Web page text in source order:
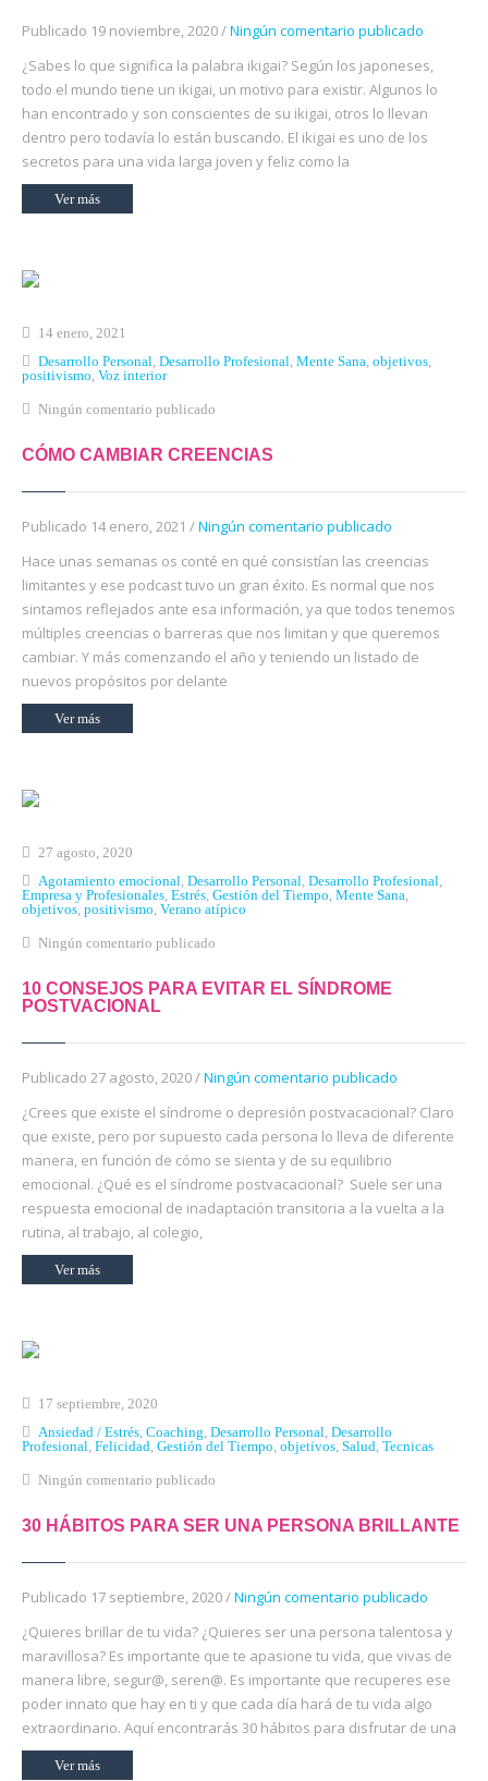
Publicado 19 noviembre, 2020 /Ningún comentario publicado
¿Sabes lo que significa la palabra ikigai? Según los japoneses,
todo el mundo tiene un ikigai, un motivo para existir. Algunos lo
han encontrado y son conscientes de su ikigai, otros lo llevan
dentro pero todavía lo están buscando. El ikigai es uno de los
secretos para una vida larga joven y feliz como la
Ver más
14 enero, 2021
Desarrollo Personal Desarrollo Profesional Mente Sana objetivos
positivismo Voz interior
Ningún comentario publicado
CÓMO CAMBIAR CREENCIAS
Publicado 14 enero, 2021 /Ningún comentario publicado
Hace unas semanas os conté en qué consistían las creencias
limitantes y ese podcast tuvo un gran éxito. Es normal que nos
sintamos reflejados ante esa información, ya que todos tenemos
múltiples creencias o barreras que nos limitan y que queremos
cambiar. Y más comenzando el año y teniendo un listado de
nuevos propósitos por delante
Ver más
27 agosto, 2020
Agotamiento emocional Desarrollo Personal Desarrollo Profesional
Empresa y Profesionales Estrés Gestión del Tiempo Mente Sana
objetivos, positivismo Verano atípico
Ningún comentario publicado
10 CONSEJOS PARA EVITAR EL SÍNDROME
POSTVACIONAL
Publicado 27 agosto, 2020 /Ningún comentario publicado
¿Crees que existe el síndrome o depresión postvacacional? Claro
que existe, pero por supuesto cada persona lo lleva de diferente
manera, en función de cómo se sienta y de su equilibrio
emocional. ¿Qué es el síndrome postvacacional? Suele ser una
respuesta emocional de inadaptación transitoria a la vuelta a la
rutina, al trabajo, al colegio,
Ver más
17 septiembre, 2020
Ansiedad / Estrés Coaching Desarrollo Personal Desarrollo
Profesional Felicidad Gestión del Tiempo objetivos Salud Tecnicas
Ningún comentario publicado
30 HÁBITOS PARA SER UNA PERSONA BRILLANTE
Publicado 17 septiembre, 2020 /Ningún comentario publicado
¿Quieres brillar de tu vida? ¿Quieres ser una persona talentosa y
maravillosa? Es importante que te apasione tu vida, que vivas de
manera libre, segur@, seren@. Es importante que recuperes ese
poder innato que hay en ti y que cada día hará de tu vida algo
extraordinario. Aquí encontrarás 30 hábitos para disfrutar de una
Ver más